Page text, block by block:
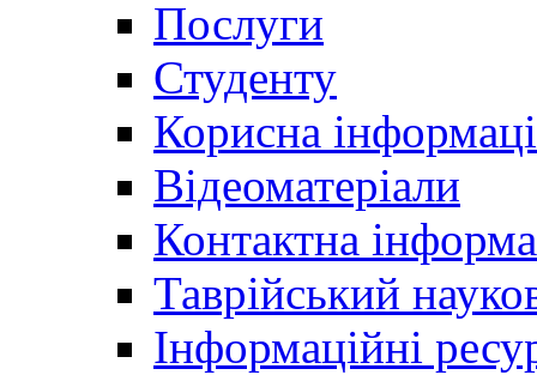
Послуги
Студенту
Корисна
Відеоматеріали
Контактна
Таврійський
Інформаційні